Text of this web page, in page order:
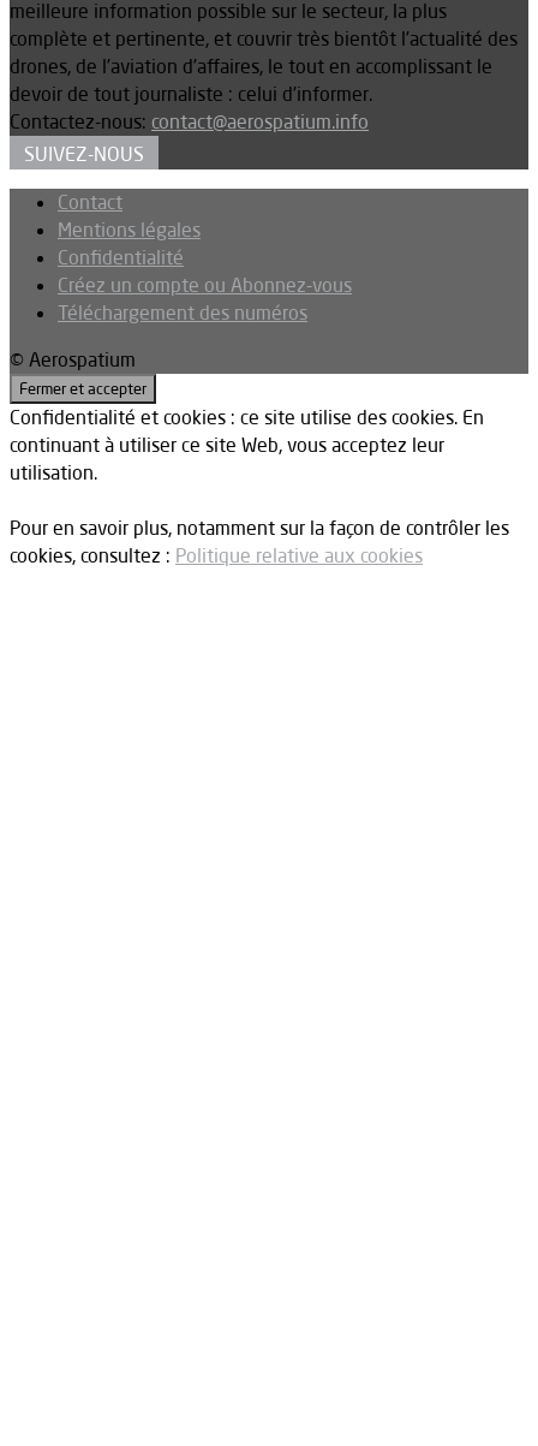
meilleure information possible sur le secteur, la plus
complète et pertinente, et couvrir très bientôt l’actualité des
drones, de l’aviation d’affaires, le tout en accomplissant le
devoir de tout journaliste : celui d’informer.
Contactez-nous: contact@aerospatium.info
SUIVEZ-NOUS
Contact
Mentions légales
Confidentialité
Créez un compte ou Abonnez-vous
Téléchargement des numéros
© Aerospatium
Confidentialité et cookies : ce site utilise des cookies. En
continuant à utiliser ce site Web, vous acceptez leur
utilisation.
Pour en savoir plus, notamment sur la façon de contrôler les
cookies, consultez : Politique relative aux cookies